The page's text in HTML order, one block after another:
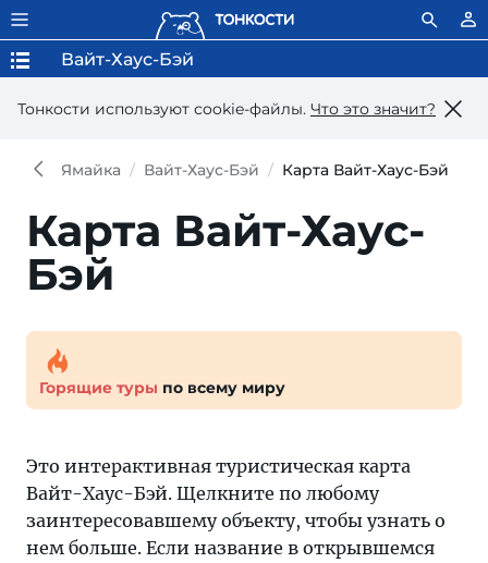
Тонкости используют сookie-файлы. Что это значит?
Вайт-Хаус-Бэй
Ямайка Вайт-Хаус-Бэй Карта Вайт-Хаус-Бэй
Карта Вайт-Хаус-
Бэй
Горящие туры по всему миру
Это интерактивная туристическая карта
Вайт-Хаус-Бэй. Щелкните по любому
заинтересовавшему объекту, чтобы узнать о
нем больше. Если название в открывшемся